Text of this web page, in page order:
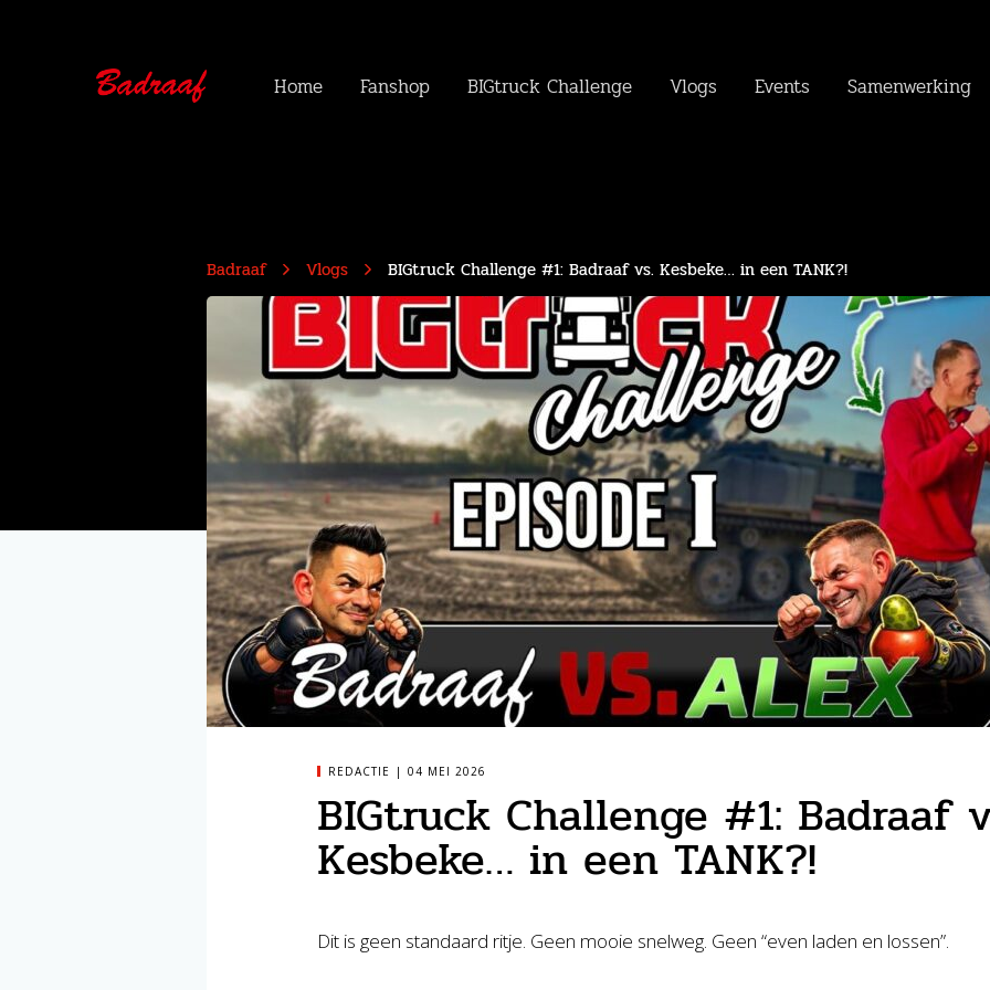
Home Fanshop BIGtruck Challenge Vlogs Events Samenwerking
Badraaf Vlogs BIGtruck Challenge #1: Badraaf vs. Kesbeke… in een TANK?!
REDACTIE 04 MEI 2026
BIGtruck Challenge #1: Badraaf
Kesbeke… in een TANK?!
Dit is geen standaard ritje. Geen mooie snelweg. Geen “even laden en lossen”.